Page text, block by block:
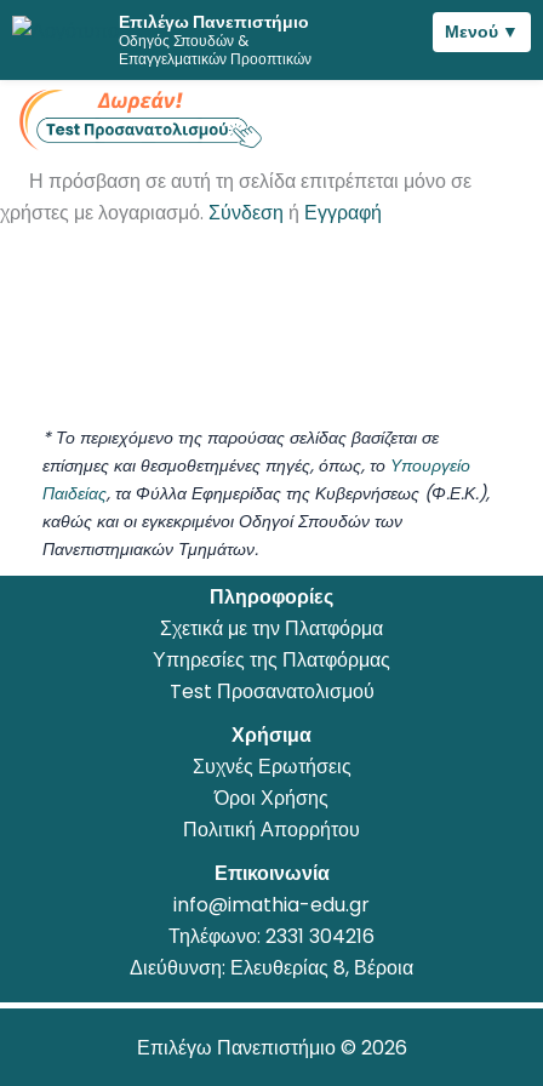
στο
περιεχόμενο
Η πρόσβαση σε αυτή τη σελίδα επιτρέπεται μόνο σε
χρήστες με λογαριασμό. Σύνδεση ή Εγγραφή
* Το περιεχόμενο της παρούσας σελίδας βασίζεται σε
επίσημες και θεσμοθετημένες πηγές, όπως, το Υπουργείο
Παιδείας, τα Φύλλα Εφημερίδας της Κυβερνήσεως (Φ.Ε.Κ.),
καθώς και οι εγκεκριμένοι Οδηγοί Σπουδών των
Πανεπιστημιακών Τμημάτων.
Πληροφορίες
Σχετικά με την Πλατφόρμα
Υπηρεσίες της Πλατφόρμας
Test Προσανατολισμού
Χρήσιμα
Συχνές Ερωτήσεις
Όροι Χρήσης
Πολιτική Απορρήτου
Επικοινωνία
info@imathia-edu.gr
Τηλέφωνο: 2331 304216
Διεύθυνση: Ελευθερίας 8, Βέροια
Επιλέγω Πανεπιστήμιο © 2026
Επιλέγω Πανεπιστήμιο
Οδηγός Σπουδών &
Επαγγελματικών Προοπτικών
Μενού ▼